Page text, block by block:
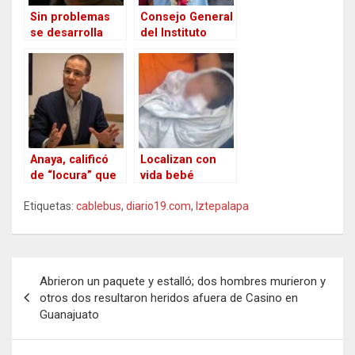
de 88 años
Sin problemas
se desarrolla
la vacunación
anti COVID-19 en
Chihuahua
capital
Consejo General
del Instituto
Participación
Ciudadana de
Guerrero retiró
el registro a
Salgado
Macedonio
como candidato
de Morena
Anaya, calificó
de “locura” que
de la reforma
considere por la
soborno
Localizan con
vida bebé
hospital en
Etiquetas: cablebus, diario19.com, Iztepalapa
de
entradas
Abrieron un paquete y estalló; dos hombres murieron y
otros dos resultaron heridos afuera de Casino en
Guanajuato